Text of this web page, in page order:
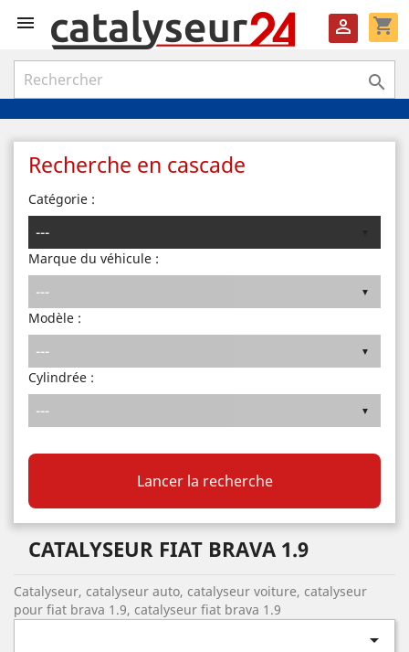
 shopping_cart


Recherche en cascade
Catégorie :
Marque du véhicule :
Modèle :
Cylindrée :
Lancer la recherche
CATALYSEUR FIAT BRAVA 1.9
Catalyseur, catalyseur auto, catalyseur voiture, catalyseur
pour fiat brava 1.9, catalyseur fiat brava 1.9
